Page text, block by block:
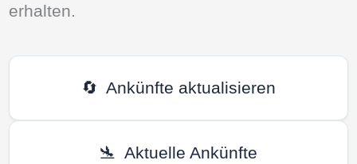
erhalten.
🔄 Ankünfte aktualisieren
🛬 Aktuelle Ankünfte